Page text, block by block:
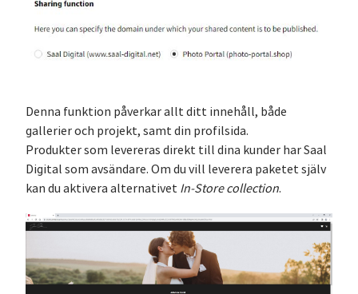
Denna funktion påverkar allt ditt innehåll, både
gallerier och projekt, samt din profilsida.
Produkter som levereras direkt till dina kunder har Saal
Digital som avsändare. Om du vill leverera paketet själv
kan du aktivera alternativet In-Store collection.